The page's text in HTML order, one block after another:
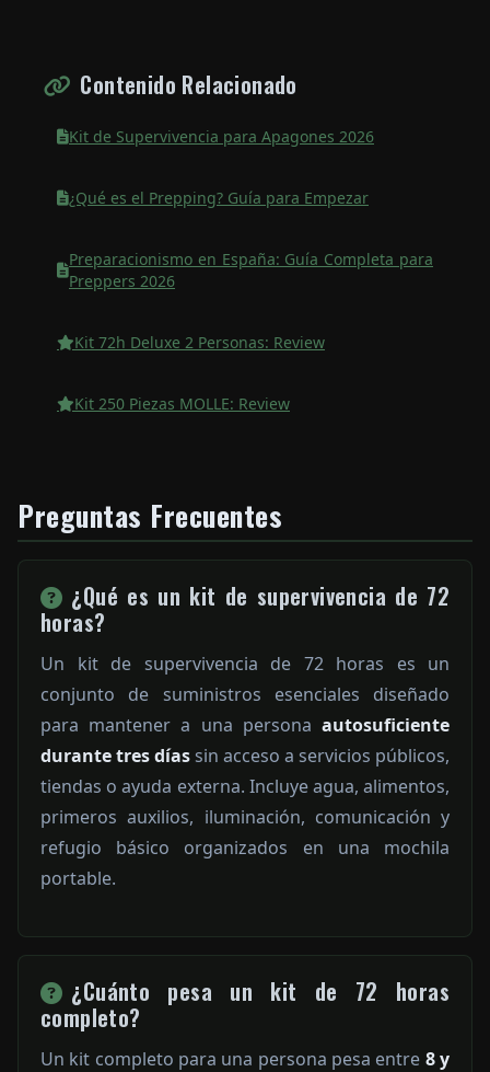
Contenido Relacionado
Kit de Supervivencia para Apagones 2026
¿Qué es el Prepping? Guía para Empezar
Preparacionismo en España: Guía Completa para
Preppers 2026
Kit 72h Deluxe 2 Personas: Review
Kit 250 Piezas MOLLE: Review
Preguntas Frecuentes
¿Qué es un kit de supervivencia de 72
horas?
Un kit de supervivencia de 72 horas es un
conjunto de suministros esenciales diseñado
para mantener a una persona autosuficiente
durante tres díassin acceso a servicios públicos,
tiendas o ayuda externa. Incluye agua, alimentos,
primeros auxilios, iluminación, comunicación y
refugio básico organizados en una mochila
portable.
¿Cuánto pesa un kit de 72 horas
completo?
Un kit completo para una persona pesa entre 8 y